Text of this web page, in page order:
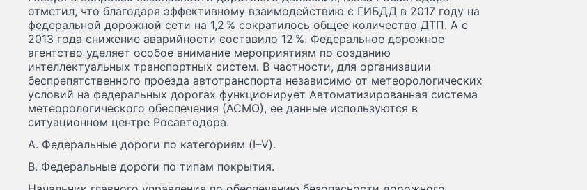
отметил, что благодаря эффективному взаимодействию с ГИБДД в 2017 году на
федеральной дорожной сети на 1,2 % сократилось общее количество ДТП. А с
2013 года снижение аварийности составило 12 %. Федеральное дорожное
агентство уделяет особое внимание мероприятиям по созданию
интеллектуальных транспортных систем. В частности, для организации
беспрепятственного проезда автотранспорта независимо от метеорологических
условий на федеральных дорогах функционирует Автоматизированная система
метеорологического обеспечения (АСМО), ее данные используются в
ситуационном центре Росавтодора.
A. Федеральные дороги по категориям (I–V).
B. Федеральные дороги по типам покрытия.